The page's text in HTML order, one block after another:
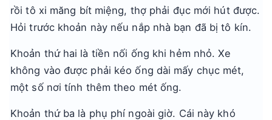
rồi tô xi măng bít miệng, thợ phải đục mới hút được.
Hỏi trước khoản này nếu nắp nhà bạn đã bị tô kín.
Khoản thứ hai là tiền nối ống khi hẻm nhỏ. Xe
không vào được phải kéo ống dài mấy chục mét,
một số nơi tính thêm theo mét ống.
Khoản thứ ba là phụ phí ngoài giờ. Cái này khó